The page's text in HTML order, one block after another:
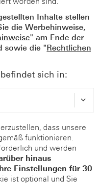
Inhalte stellen
die Werbehinweise,
" am Ende der
sowie die "Rechtlichen
sich in:
dass unsere
funktionieren.
und werden
hinaus
Einstellungen für 30
ist optional und Sie